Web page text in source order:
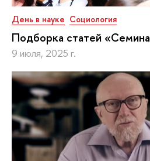
День в науке Социология
Подборка статей
9 июля, 2025 г.